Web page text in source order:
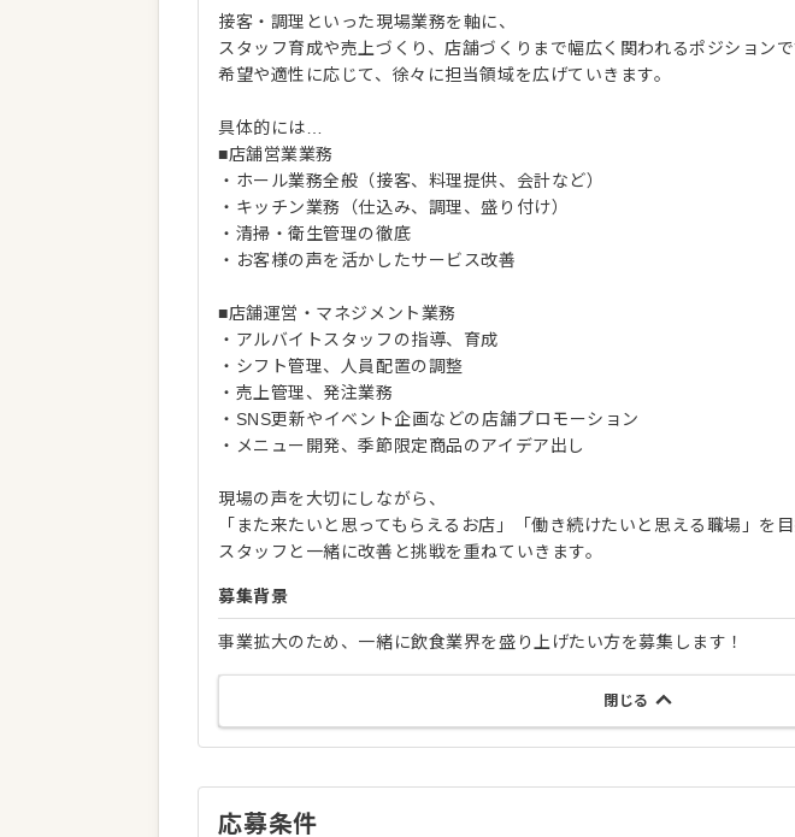
接客・調理といった現場業務を軸に、
スタッフ育成や売上づくり、店舗づくりまで幅広く関われるポジションで
希望や適性に応じて、徐々に担当領域を広げていきます。
具体的には…
■店舗営業業務
・ホール業務全般（接客、料理提供、会計など）
・キッチン業務（仕込み、調理、盛り付け）
・清掃・衛生管理の徹底
・お客様の声を活かしたサービス改善
■店舗運営・マネジメント業務
・アルバイトスタッフの指導、育成
・シフト管理、人員配置の調整
・売上管理、発注業務
・SNS更新やイベント企画などの店舗プロモーション
・メニュー開発、季節限定商品のアイデア出し
現場の声を大切にしながら、
「また来たいと思ってもらえるお店」「働き続けたいと思える職場」を目
スタッフと一緒に改善と挑戦を重ねていきます。
募集背景
事業拡大のため、一緒に飲食業界を盛り上げたい方を募集します！
閉じる
応募条件